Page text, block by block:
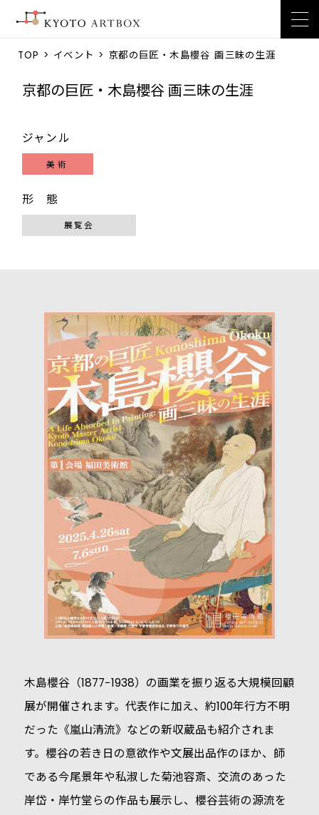
TOP > イベント > 京都の巨匠・木島櫻谷 画三昧の生涯
京都の巨匠・木島櫻谷 画三昧の生涯
ジャンル
美術
形 態
展覧会
木島櫻谷（1877−1938）の画業を振り返る大規模回顧
展が開催されます。代表作に加え、約100年行方不明
だった《嵐山清流》などの新収蔵品も紹介されま
す。櫻谷の若き日の意欲作や文展出品作のほか、師
である今尾景年や私淑した菊池容斎、交流のあった
岸岱・岸竹堂らの作品も展示し、櫻谷芸術の源流を